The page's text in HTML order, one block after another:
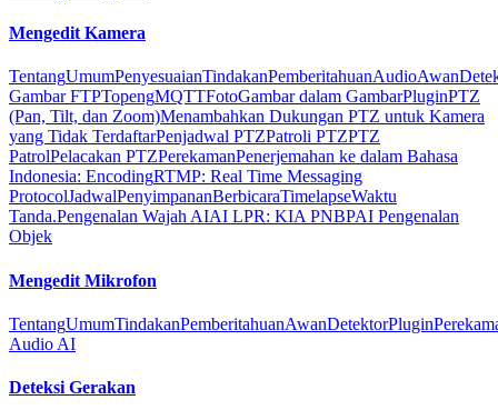
Mengedit Kamera
TentangUmumPenyesuaianTindakanPemberitahuanAudioAwan
Gambar FTPTopengMQTTFotoGambar dalam GambarPluginPTZ
(Pan, Tilt, dan Zoom)Menambahkan Dukungan PTZ untuk Kamera
yang Tidak TerdaftarPenjadwal PTZPatroli PTZPTZ
PatrolPelacakan PTZPerekamanPenerjemahan ke dalam Bahasa
Indonesia: EncodingRTMP: Real Time Messaging
ProtocolJadwalPenyimpananBerbicaraTimelapseWaktu
Tanda.Pengenalan Wajah AIAI LPR: KIA PNBPAI Pengenalan
Objek
Mengedit Mikrofon
TentangUmumTindakanPemberitahuanAwanDetektorPlugin
Audio AI
Deteksi Gerakan